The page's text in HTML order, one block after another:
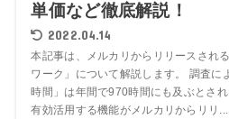
単価など徹底解説！
2022.04.14
本記事は、メルカリからリリースされ
ワーク」について解説します。 調査に
時間」は年間で970時間にも及ぶとさ
有効活用する機能がメルカリからリリ...